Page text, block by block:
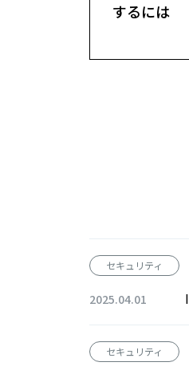
するには
セキュリティ
2025.04.01
セキュリティ